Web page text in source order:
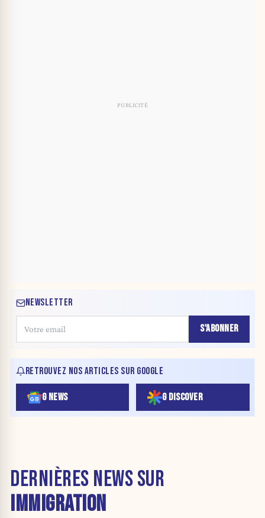
NEWSLETTER
S'ABONNER
RETROUVEZ NOS ARTICLES SUR GOOGLE
G NEWS G DISCOVER
DERNIÈRES NEWS SUR
IMMIGRATION